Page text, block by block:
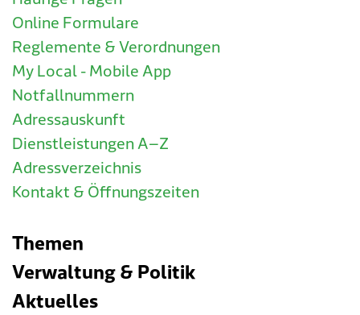
Online Formulare
Reglemente & Verordnungen
My Local - Mobile App
Notfallnummern
Adressauskunft
Dienstleistungen A–Z
Adressverzeichnis
Kontakt & Öffnungszeiten
Themen
Verwaltung & Politik
Aktuelles